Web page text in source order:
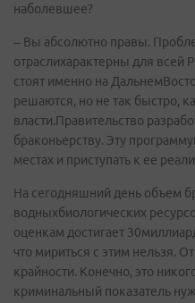
наболевшее?
– Вы абсолютно правы.
отраслихарактерны для всей
стоят именно на
решаются, но не так быстро,
власти.Правительство
браконьерству. Эту
местах и приступать к ее
На сегодняшний день объем
водныхбиологических
оценкам достигает
что мириться с этим нельзя.
крайности. Конечно, это
криминальный показатель